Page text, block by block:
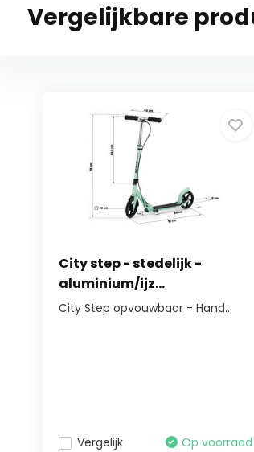
Vergelijkbare
City step - stedelijk -
aluminium/ijz...
City Step opvouwbaar - Hand...
Vergelijk Op voorraad